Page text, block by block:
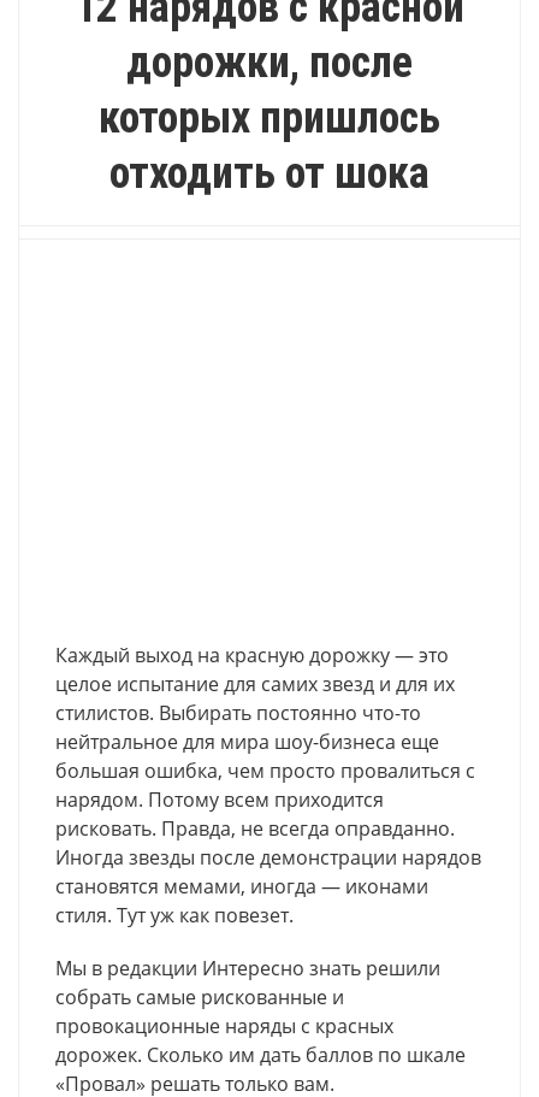
дорожки, после
которых пришлось
отходить от шока
Каждый выход на красную дорожку — это
целое испытание для самих звезд и для их
стилистов. Выбирать постоянно что-то
нейтральное для мира шоу-бизнеса еще
большая ошибка, чем просто провалиться с
нарядом. Потому всем приходится
рисковать. Правда, не всегда оправданно.
Иногда звезды после демонстрации нарядов
становятся мемами, иногда — иконами
стиля. Тут уж как повезет.
Мы в редакции Интересно знать решили
собрать самые рискованные и
провокационные наряды с красных
дорожек. Сколько им дать баллов по шкале
«Провал» решать только вам.